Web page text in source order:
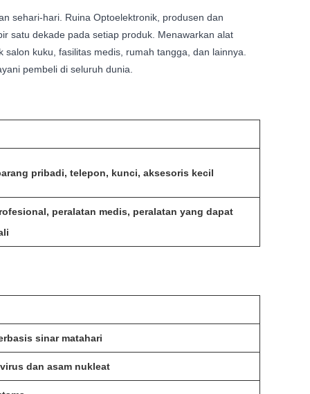
sehari-hari. Ruina Optoelektronik, produsen dan
satu dekade pada setiap produk. Menawarkan alat
kuku, fasilitas medis, rumah tangga, dan lainnya.
pembeli di seluruh dunia.
pribadi, telepon, kunci, aksesoris kecil
peralatan medis, peralatan yang dapat
sinar matahari
dan asam nukleat